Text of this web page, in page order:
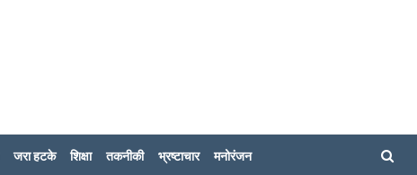
जरा हटके शिक्षा तकनीकी भ्रष्टाचार मनोरंजन